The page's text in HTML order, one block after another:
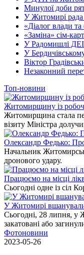
Минулої доби
У Житомирі рада
«Діалог влади та
«Заміна» сім-
У Радомишлі ДЕІ
У
Віктор
Незаконний
Топ-новини
Житомирщину із
Житомирщина стала
візиту Міністра
Олександр Федько:
Начальник
дронового удару.
Працюємо на місці
Сьогодні одне із сіл
У Житомирі вшанували
Сьогодні, 28 липня, у
закатовані або
Фотоновини
2023-05-26